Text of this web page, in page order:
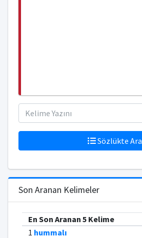
Sözlükte Ara
Son Aranan Kelimeler
En Son Aranan 5 Kelime
1 hummalı